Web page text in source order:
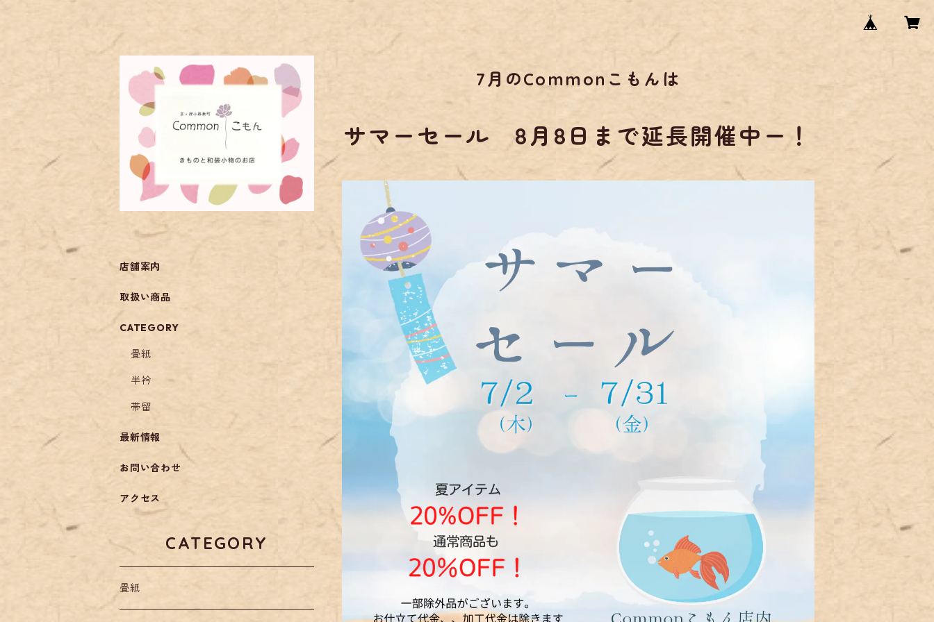
7月のCommonこもんは
サマーセール 8月8日まで延長開催中ー！
店舗案内
取扱い商品
CATEGORY
畳紙
半衿
帯留
最新情報
お問い合わせ
アクセス
CATEGORY
畳紙